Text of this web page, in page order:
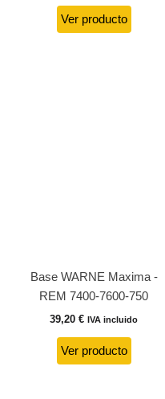
Ver producto
Base WARNE Maxima -
REM 7400-7600-750
39,20 € IVA incluido
Ver producto